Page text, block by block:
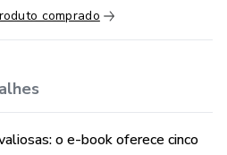
comprado
o e-book oferece cinco